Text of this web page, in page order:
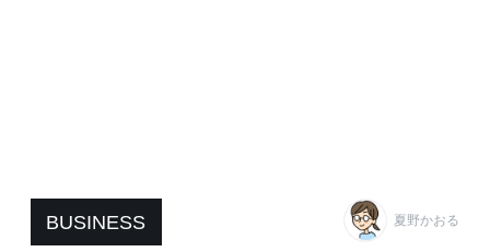
BUSINESS 夏野かおる